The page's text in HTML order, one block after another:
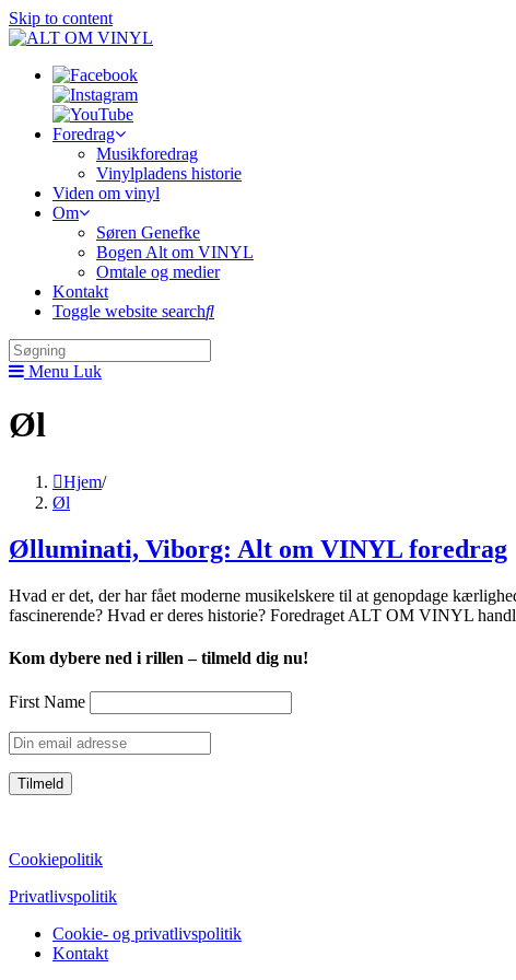
Skip to content
Foredrag
Musikforedrag
Vinylpladens historie
Viden om vinyl
Om
Søren Genefke
Bogen Alt om VINYL
Omtale og medier
Kontakt
Toggle website search
Menu Luk
Øl
Hjem/
Øl
Ølluminati, Viborg: Alt om VINYL foredrag
Hvad er det, der har fået moderne musikelskere til at genopdage
fascinerende? Hvad er deres historie? Foredraget ALT OM VINYL
Kom dybere ned i rillen – tilmeld dig nu!
First Name
Cookiepolitik
Privatlivspolitik
Cookie- og privatlivspolitik
Kontakt